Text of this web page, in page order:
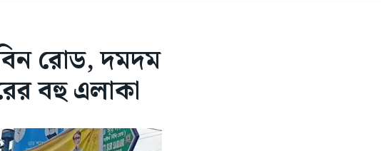
রোড, দমদম
বহু এলাকা